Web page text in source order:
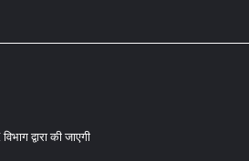
द्वारा की जाएगी